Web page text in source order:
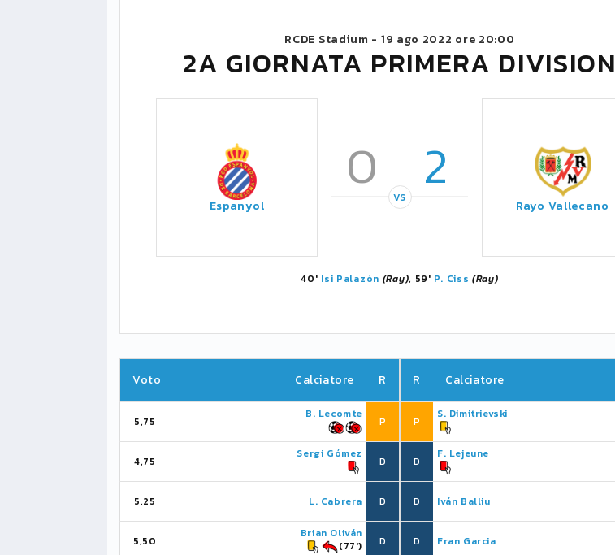
RCDE Stadium - 19 ago 2022 ore 20:00
2A GIORNATA PRIMERA DIVISION
Espanyol
0 2
VS Rayo Vallecano
40' Isi Palazón (Ray), 59' P. Ciss (Ray)
Voto Calciatore R
5,75
B. Lecomte
P
4,75
Sergi Gómez
D
5,25 L. Cabrera D
5,50
Brian Oliván
(77')
D
R Calciatore
P
S. Dimitrievski
D
F. Lejeune
D Iván Balliu
D Fran Garcia